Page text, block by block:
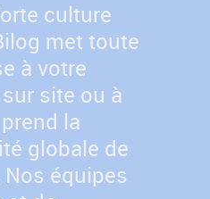
culture
met toute
à votre
site ou à
la
globale de
équipes